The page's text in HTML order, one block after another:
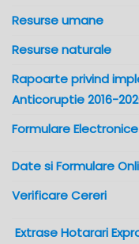
Resurse umane
Resurse naturale
Rapoarte privind
Anticoruptie 2016-
Formulare Electronice
Date si Formulare
Verificare Cereri
Extrase Hotarari